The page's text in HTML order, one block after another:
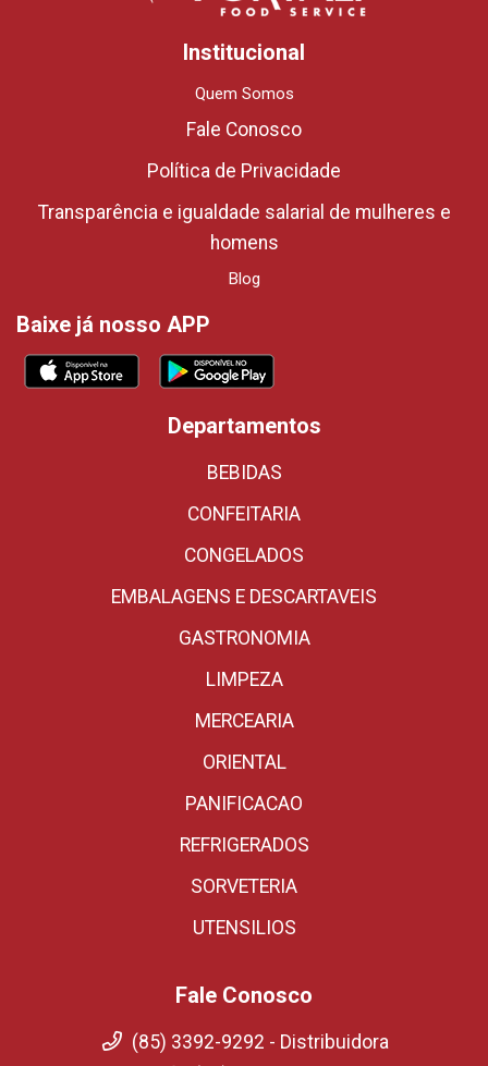
Institucional
Quem Somos
Fale Conosco
Política de Privacidade
Transparência e igualdade salarial de mulheres e
homens
Blog
Baixe já nosso APP
Departamentos
BEBIDAS
CONFEITARIA
CONGELADOS
EMBALAGENS E DESCARTAVEIS
GASTRONOMIA
LIMPEZA
MERCEARIA
ORIENTAL
PANIFICACAO
REFRIGERADOS
SORVETERIA
UTENSILIOS
Fale Conosco
(85) 3392-9292 - Distribuidora